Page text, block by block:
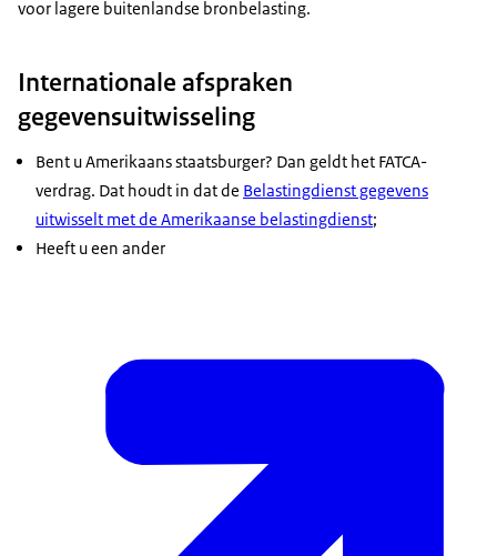
voor lagere buitenlandse bronbelasting.
Internationale afspraken
gegevensuitwisseling
Bent u Amerikaans staatsburger? Dan geldt het FATCA-
verdrag. Dat houdt in dat de Belastingdienst gegevens
uitwisselt met de Amerikaanse belastingdienst;
Heeft u een ander